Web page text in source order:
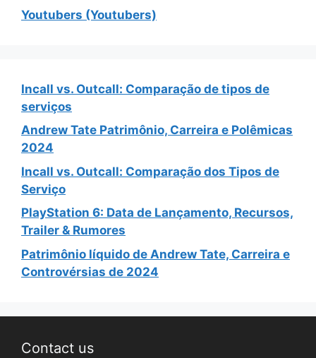
Youtubers (Youtubers)
Incall vs. Outcall: Comparação de tipos de
serviços
Andrew Tate Patrimônio, Carreira e Polêmicas
2024
Incall vs. Outcall: Comparação dos Tipos de
Serviço
PlayStation 6: Data de Lançamento, Recursos,
Trailer & Rumores
Patrimônio líquido de Andrew Tate, Carreira e
Controvérsias de 2024
Contact us